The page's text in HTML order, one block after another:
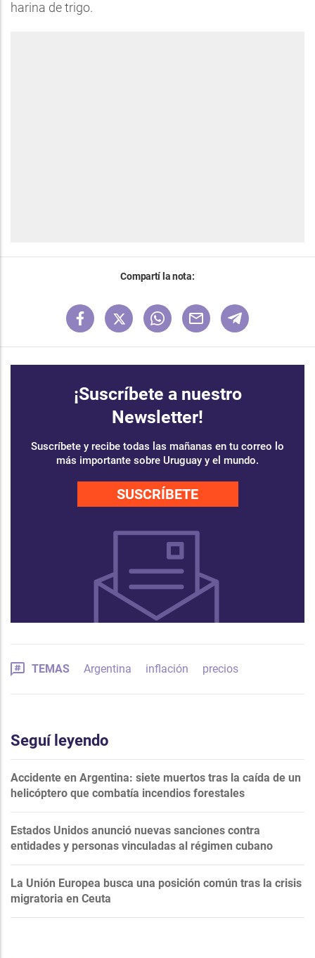
harina de trigo.
Compartí la nota:
¡Suscríbete a nuestro
Newsletter!
Suscríbete y recibe todas las mañanas en tu correo lo
más importante sobre Uruguay y el mundo.
SUSCRÍBETE
TEMAS Argentina inflación precios
Seguí leyendo
Accidente en Argentina: siete muertos tras la caída de un
helicóptero que combatía incendios forestales
Estados Unidos anunció nuevas sanciones contra
entidades y personas vinculadas al régimen cubano
La Unión Europea busca una posición común tras la crisis
migratoria en Ceuta